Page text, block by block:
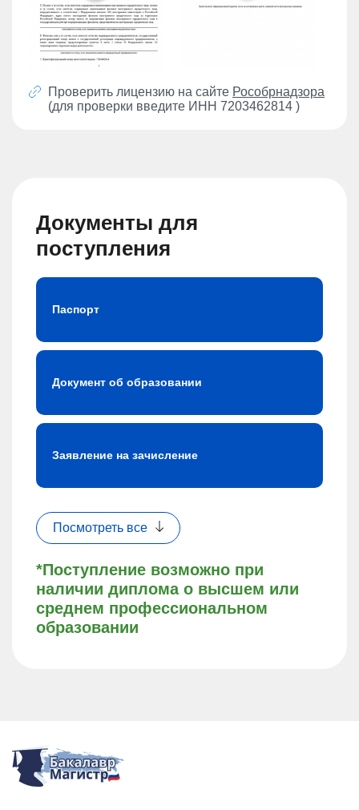
Проверить лицензию на сайте Рособрнадзора
(для проверки введите ИНН 7203462814 )
Документы для
поступления
*Поступление возможно при
наличии диплома о высшем или
среднем профессиональном
образовании
Паспорт
Документ об образовании
Заявление на зачисление
Посмотреть все